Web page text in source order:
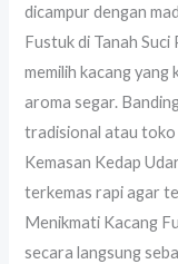
dicampur dengan
Fustuk di Tanah
memilih kacang yang
aroma segar.
tradisional atau
Kemasan Kedap
terkemas rapi agar
Menikmati Kacang
secara langsung